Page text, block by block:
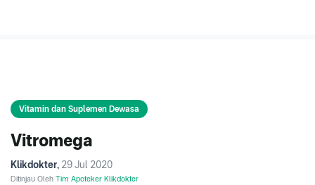
Vitamin dan Suplemen Dewasa
Vitromega
Klikdokter, 29 Jul 2020
Ditinjau Oleh Tim Apoteker Klikdokter